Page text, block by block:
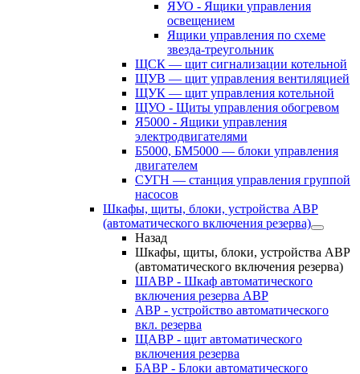
ЯУО - Ящики управления
освещением
Ящики управления по схеме
звезда-треугольник
ЩСК — щит сигнализации котельной
ЩУВ — щит управления вентиляцией
ЩУК — щит управления котельной
ЩУО - Щиты управления обогревом
Я5000 - Ящики управления
электродвигателями
Б5000, БМ5000 — блоки управления
двигателем
СУГН — станция управления группой
насосов
Шкафы, щиты, блоки, устройства АВР
(автоматического включения резерва)
Назад
Шкафы, щиты, блоки, устройства АВР
(автоматического включения резерва)
ШАВР - Шкаф автоматического
включения резерва АВР
АВР - устройство автоматического
вкл. резерва
ЩАВР - щит автоматического
включения резерва
БАВР - Блоки автоматического